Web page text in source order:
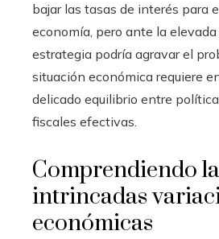
bajar las tasas de interés para
economía, pero ante la
estrategia podría agravar el
situación económica requiere
delicado equilibrio entre
fiscales efectivas.
Comprendiendo
intrincadas
económicas